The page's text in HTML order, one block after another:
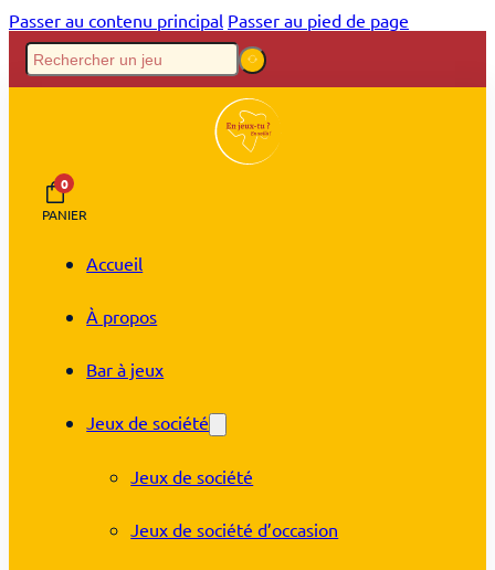
Passer au contenu principal Passer au pied de page
0
PANIER
Accueil
À propos
Bar à jeux
Jeux de société
Jeux de société
Jeux de société d’occasion